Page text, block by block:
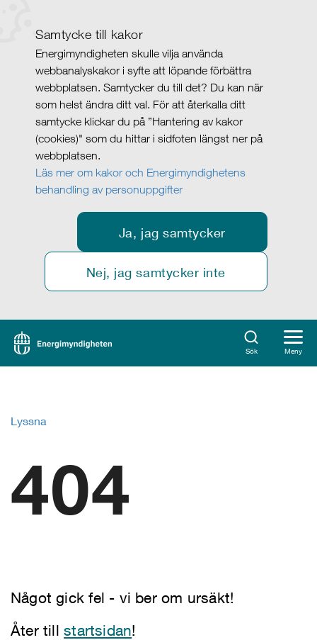
Samtycke till kakor
Energimyndigheten skulle vilja använda
webbanalyskakor i syfte att löpande förbättra
webbplatsen. Samtycker du till det? Du kan när
som helst ändra ditt val. För att återkalla ditt
samtycke klickar du på ”Hantering av kakor
(cookies)" som du hittar i sidfoten längst ner på
webbplatsen.
Läs mer om kakor och Energimyndighetens
behandling av personuppgifter
Ja, jag samtycker
Nej, jag samtycker inte
Sök Meny
Lyssna
404
Något gick fel - vi ber om ursäkt!
Åter tillstartsidan!